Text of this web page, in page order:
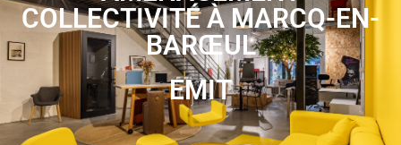
COLLECTIVITÉ À MARCQ-EN-
BARŒUL
EMIT